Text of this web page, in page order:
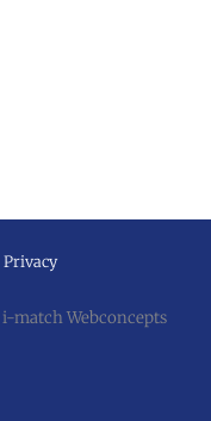
Privacy
i-match Webconcepts